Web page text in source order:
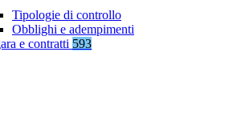
Tipologie di controllo
Obblighi e adempimenti
e contratti 593